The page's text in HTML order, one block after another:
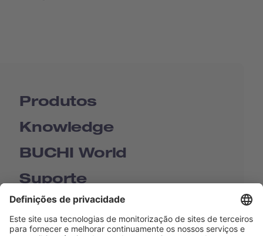
Produtos
Knowledge
BUCHI World
Suporte
Shop
Contact us